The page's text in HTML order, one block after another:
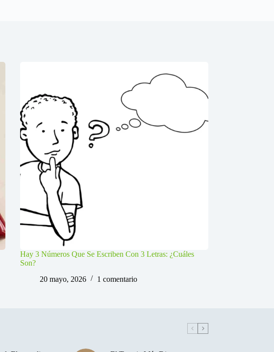
Hay 3 Números Que Se Escriben Con 3 Letras: ¿Cuáles
Son?
20 mayo, 2026
1 comentario